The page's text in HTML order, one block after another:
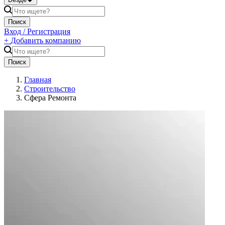
Поиск
Вход / Регистрация
+ Добавить компанию
Поиск
Главная
Строительство
Сфера Ремонта